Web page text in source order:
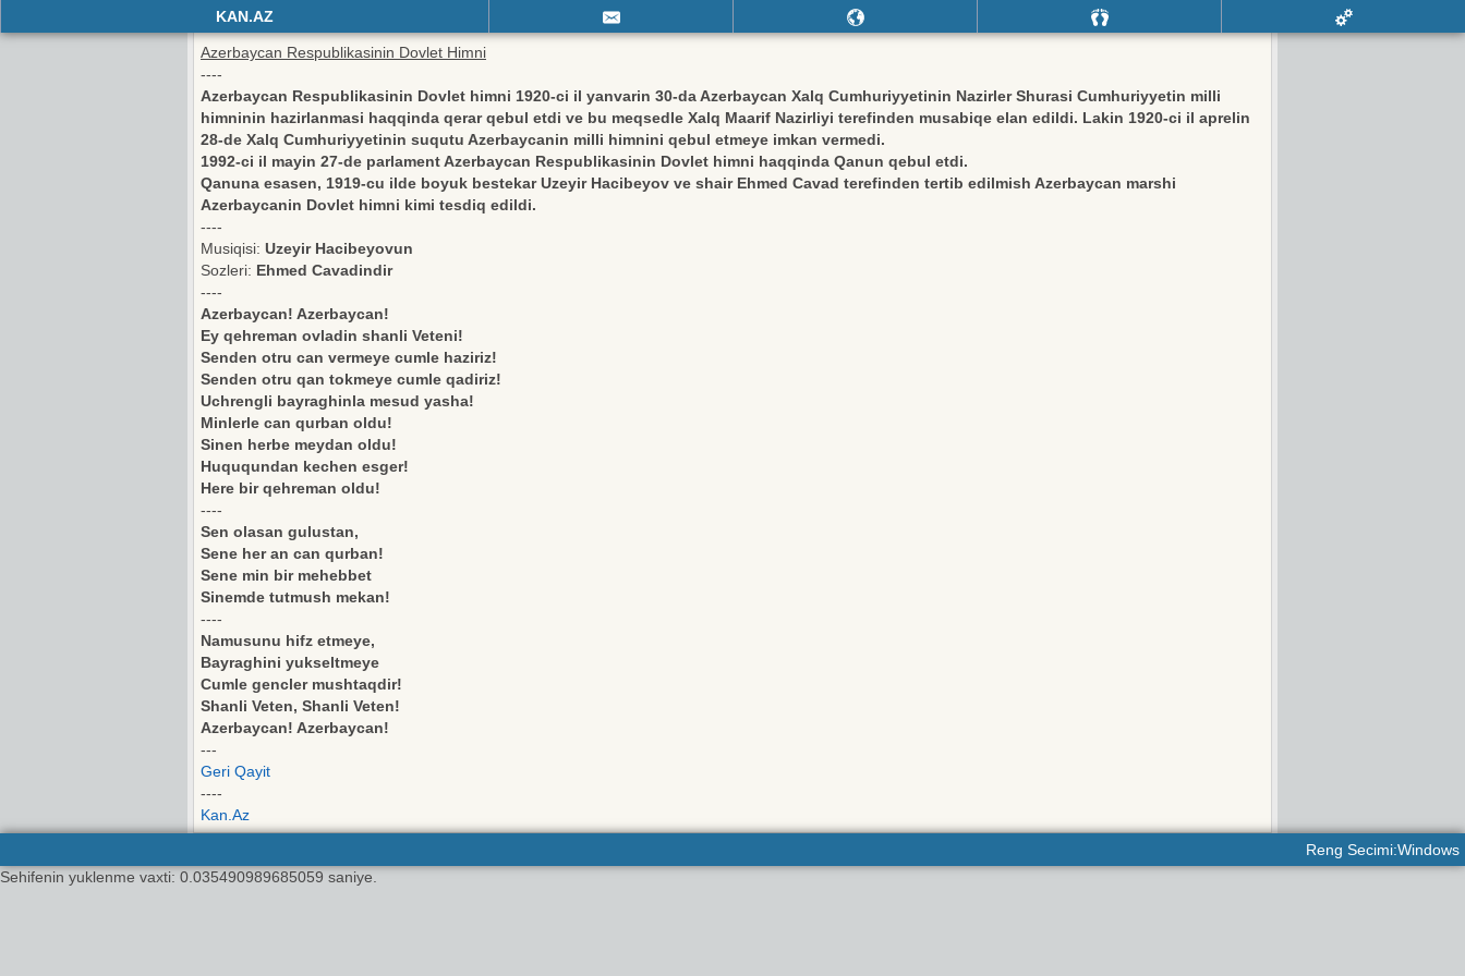
KAN.AZ
Azerbaycan Respublikasinin Dovlet Himni
----
Azerbaycan Respublikasinin Dovlet himni 1920-ci il yanvarin 30-da Azerbaycan Xalq Cumhuriyyetinin Nazirler Shurasi Cumhuriyyetin milli
himninin hazirlanmasi haqqinda qerar qebul etdi ve bu meqsedle Xalq Maarif Nazirliyi terefinden musabiqe elan edildi. Lakin 1920-ci il aprelin
28-de Xalq Cumhuriyyetinin suqutu Azerbaycanin milli himnini qebul etmeye imkan vermedi.
1992-ci il mayin 27-de parlament Azerbaycan Respublikasinin Dovlet himni haqqinda Qanun qebul etdi.
Qanuna esasen, 1919-cu ilde boyuk bestekar Uzeyir Hacibeyov ve shair Ehmed Cavad terefinden tertib edilmish Azerbaycan marshi
Azerbaycanin Dovlet himni kimi tesdiq edildi.
----
Musiqisi: Uzeyir Hacibeyovun
Sozleri: Ehmed Cavadindir
----
Azerbaycan! Azerbaycan!
Ey qehreman ovladin shanli Veteni!
Senden otru can vermeye cumle haziriz!
Senden otru qan tokmeye cumle qadiriz!
Uchrengli bayraghinla mesud yasha!
Minlerle can qurban oldu!
Sinen herbe meydan oldu!
Huququndan kechen esger!
Here bir qehreman oldu!
----
Sen olasan gulustan,
Sene her an can qurban!
Sene min bir mehebbet
Sinemde tutmush mekan!
----
Namusunu hifz etmeye,
Bayraghini yukseltmeye
Cumle gencler mushtaqdir!
Shanli Veten, Shanli Veten!
Azerbaycan! Azerbaycan!
---
Geri Qayit
----
Kan.Az
Reng Secimi:Windows
Sehifenin yuklenme vaxti: 0.035490989685059 saniye.